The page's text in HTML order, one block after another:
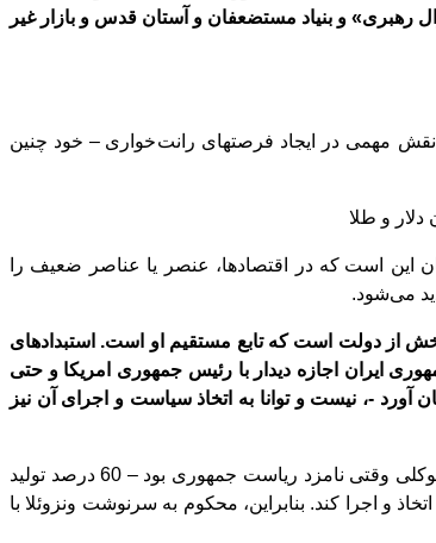
رهبری» و بنیاد مستضعفان و آستان قدس و بازار غیر
نقش مهمی در ایجاد فرصتهای رانتخواری – خود چنین
و طلا
این
است که در اقتصادها، عنصر یا عناصر ضعیف را
میشود.
از دولت است که تابع مستقیم او است. استبدادهای
ایران اجازه دیدار با رئیس جمهوری امریکا و حتی
-، نیست و توانا به اتخاذ سیاست و اجرای آن نیز
خواری (از یاد نبریم که رانتها حداقل 40 درصد و به قولی – قول توکلی وقتی نامزد ریاست جمهوری بود – 60 درصد تولید
و اجرا کند. بنابراین، محکوم به سرنوشت ونزوئلا با